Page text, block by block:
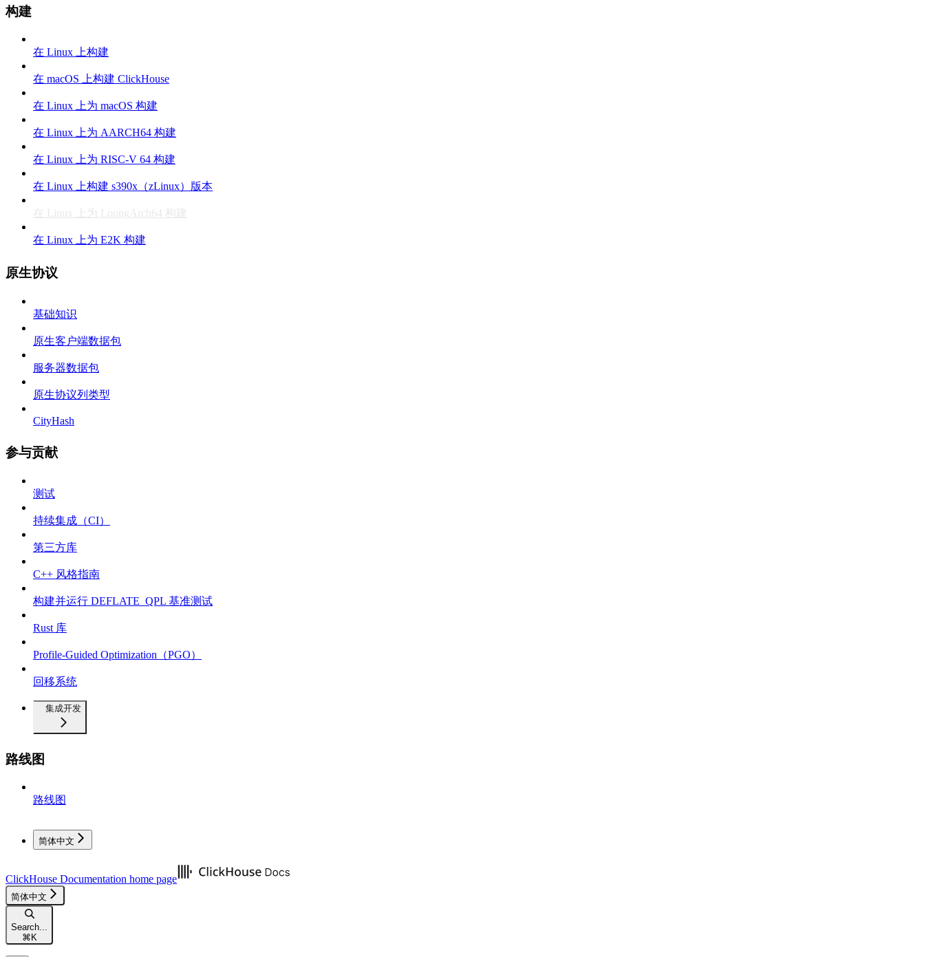
构建
在 Linux 上构建
在 macOS 上构建 ClickHouse
在 Linux 上为 macOS 构建
在 Linux 上为 AARCH64 构建
在 Linux 上为 RISC-V 64 构建
在 Linux 上构建 s390x（zLinux）版本
在 Linux 上为 LoongArch64 构建
在 Linux 上为 E2K 构建
原生协议
基础知识
原生客户端数据包
服务器数据包
原生协议列类型
CityHash
参与贡献
测试
持续集成（CI）
第三方库
C++ 风格指南
构建并运行 DEFLATE_QPL 基准测试
Rust 库
Profile-Guided Optimization（PGO）
回移系统
集成开发
路线图
路线图
简体中文
ClickHouse Documentation home page
简体中文
Search...
⌘ K